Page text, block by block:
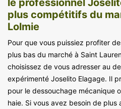
plus compétitifs du
Lolmie
Pour que vous puissiez profiter
plus bas du marché à Saint
choisissez de vous adresser au
expérimenté Joselito Elagage. Il
pour le dessouchage mécanique
haie. Si vous avez besoin de plus